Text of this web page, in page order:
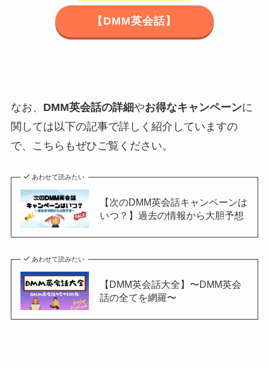
【DMM英会話】
なお、 DMM英会話の詳細やお得なキャンペーンに
関しては以下の記事で詳しく紹介していますの
で、こちらもぜひご覧ください。
あわせて読みたい
【次のDMM英会話キャンペーンは
いつ？】過去の情報から大胆予想
あわせて読みたい
【DMM英会話大全】〜DMM英会
話の全てを網羅〜